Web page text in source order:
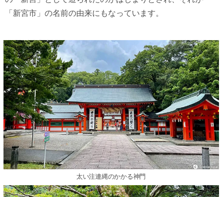
「新宮市」の名前の由来にもなっています。
太い注連縄のかかる神門